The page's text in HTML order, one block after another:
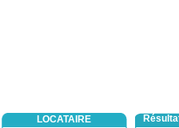
LOCATAIRE